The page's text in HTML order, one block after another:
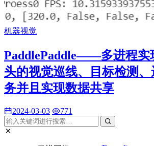
机器视觉
PaddlePaddle——多进程实
头的视觉巡线、目标检测
务并且实现数据共享
2024-03-03 771